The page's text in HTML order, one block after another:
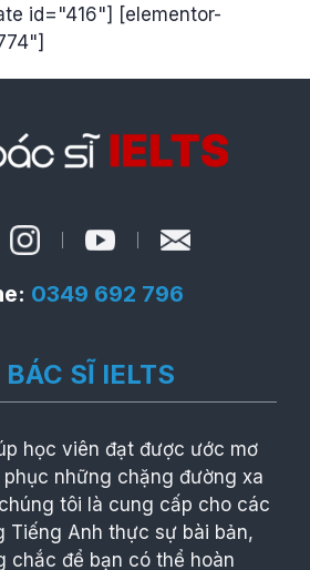
id="416"] [elementor-
0349 692 796
SĨ IELTS
học viên đạt được ước mơ
những chặng đường xa
tôi là cung cấp cho các
Tiếng Anh thực sự bài bản,
chắc để bạn có thể hoàn